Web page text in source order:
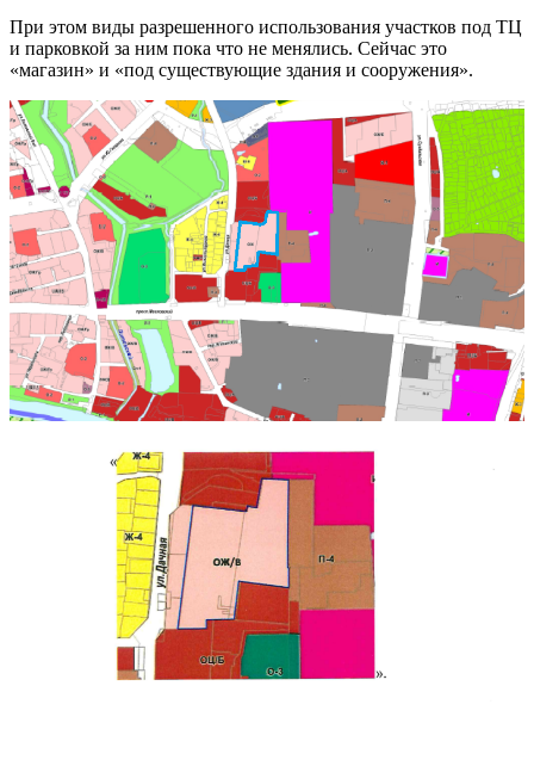
При этом виды разрешенного использования участков под ТЦ
и парковкой за ним пока что не менялись. Сейчас это
«магазин» и «под существующие здания и сооружения».